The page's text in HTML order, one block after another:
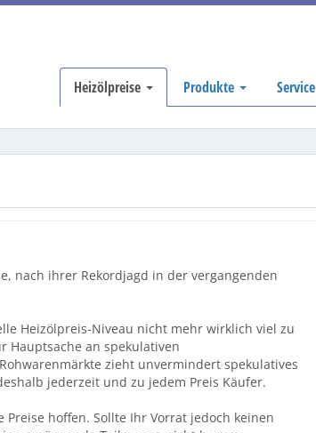
Heizölpreise Produkte Service
nach ihrer Rekordjagd in der vergangenden
Heizölpreis-Niveau nicht mehr wirklich viel zu
Hauptsache an spekulativen
zieht unvermindert spekulatives
jederzeit und zu jedem Preis Käufer.
hoffen. Sollte Ihr Vorrat jedoch keinen